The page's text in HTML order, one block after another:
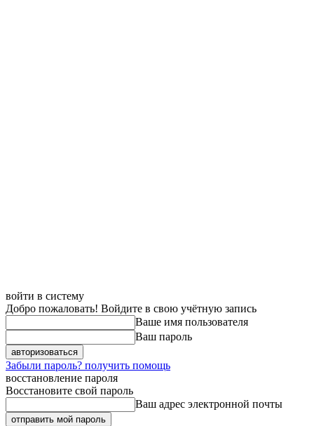
войти в систему
Добро пожаловать! Войдите в свою учётную запись
Ваше имя пользователя
Ваш пароль
Забыли пароль? получить помощь
восстановление пароля
Восстановите свой пароль
Ваш адрес электронной почты